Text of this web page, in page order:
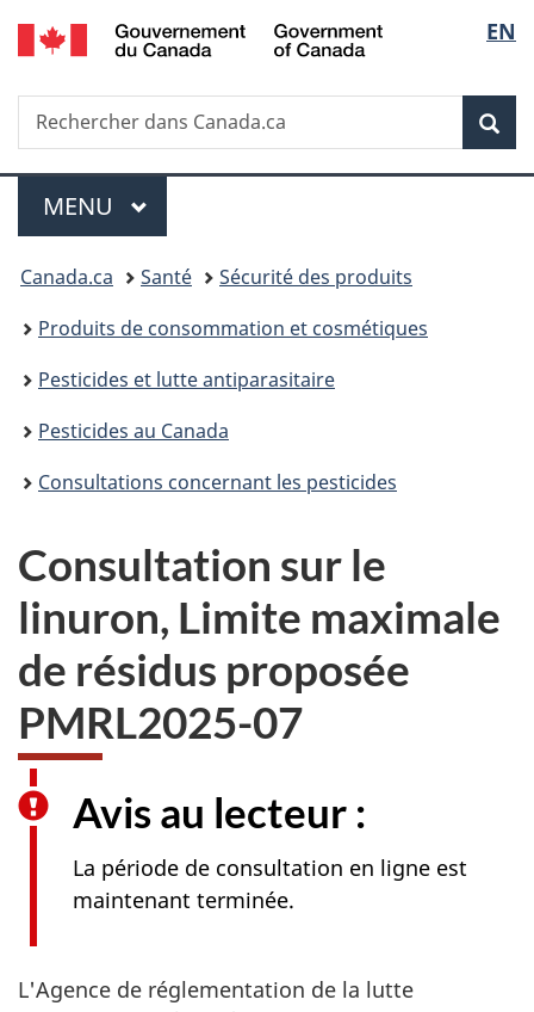
Passer
au
principal
Passer
à
Au
du
Passer
à
version
simplifiée
de
la
EN
Recherche
Rechercher
dans
Menu
MENU PRINCIPAL
Vous
êtes
ici :
Canada.ca Santé
Sécurité des produits
Produits de consommation et cosmétiques
Pesticides et lutte antiparasitaire
Pesticides au Canada
Consultations concernant les pesticides
Consultation sur le
linuron, Limite maximale
de résidus proposée
PMRL2025-07
Avis au lecteur :
La période de consultation en ligne est
maintenant terminée.
L'Agence de réglementation de la lutte